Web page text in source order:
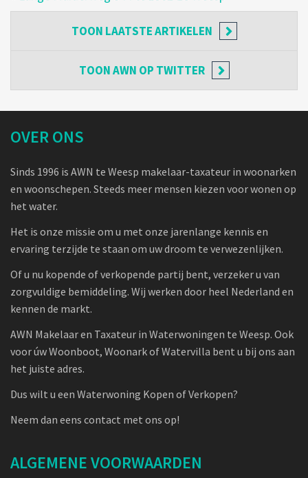
TOON LAATSTE ARTIKELEN
TOONAWN OP TWITTER
OVER ONS
Sinds 1996 is AWN te Weesp makelaar-taxateur in woonarken
en woonschepen. Steeds meer mensen kiezen voor wonen op
het water.
Het is onze missie om u met onze jarenlange kennis en
ervaring terzijde te staan om uw droom te verwezenlijken.
Of u nu kopende of verkopende partij bent, verzeker u van
zorgvuldige bemiddeling. Wij werken door heel Nederland en
kennen de markt.
AWN Makelaar en Taxateur in Waterwoningen te Weesp. Ook
voor úw Woonboot, Woonark of Watervilla bent u bij ons aan
het juiste adres.
Dus wilt u een Waterwoning Kopen of Verkopen?
Neem dan eens contact met ons op!
ALGEMENE VOORWAARDEN